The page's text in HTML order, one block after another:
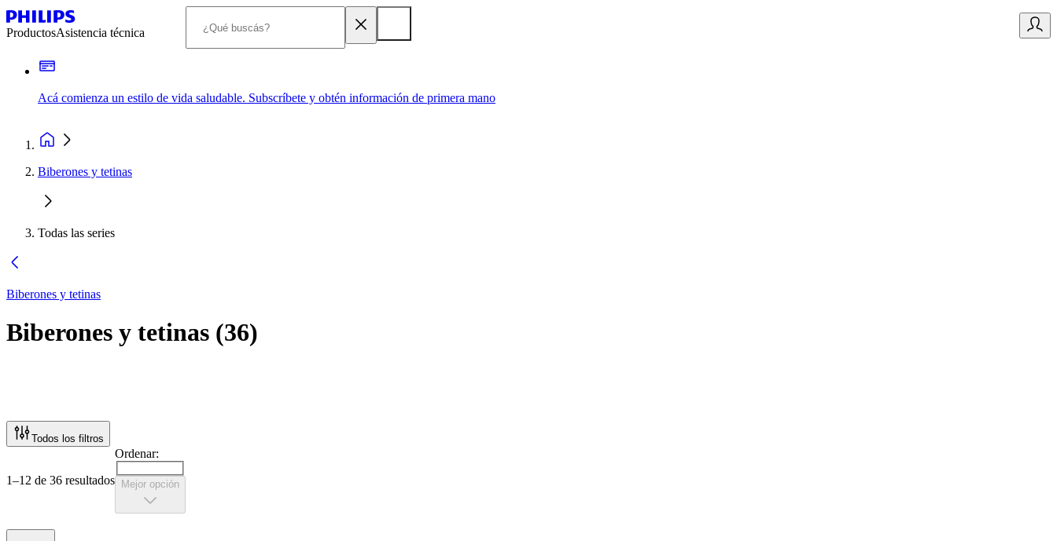
ProductosAsistencia técnica
Acá comienza un estilo de vida saludable. Subscríbete y obtén información de primera mano
Biberones y tetinas
Todas las series
Biberones y tetinas
Biberones y tetinas (36)
Todos los filtros
1–12 de 36 resultados
Ordenar:
Mejor opción